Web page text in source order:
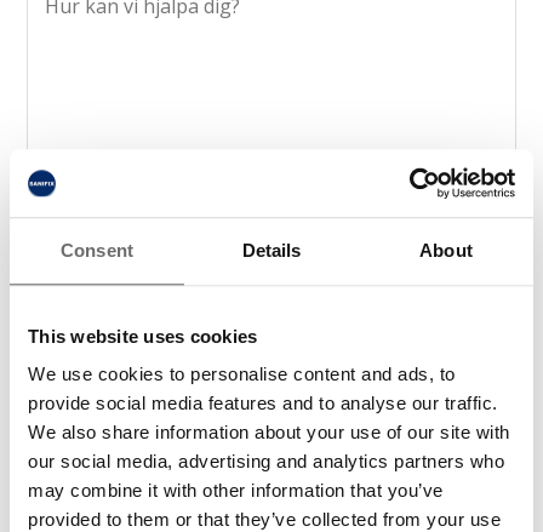
Consent Details About
This website uses cookies
We use cookies to personalise content and ads, to
provide social media features and to analyse our traffic.
We also share information about your use of our site with
our social media, advertising and analytics partners who
may combine it with other information that you’ve
provided to them or that they’ve collected from your use
I samband med att du kontaktar oss godkänner du